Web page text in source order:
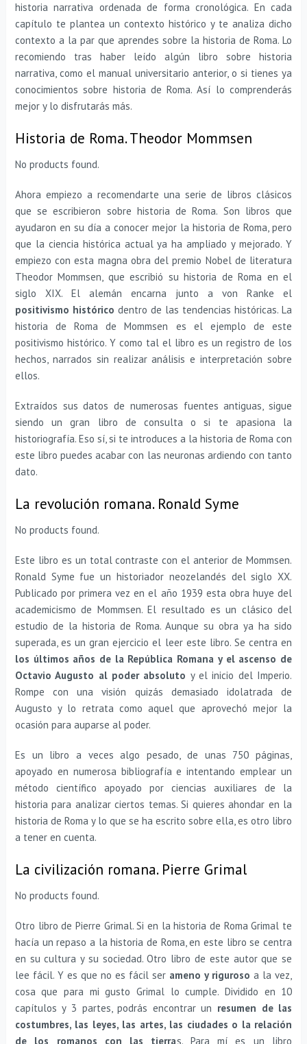
historia narrativa ordenada de forma cronológica. En cada
capítulo te plantea un contexto histórico y te analiza dicho
contexto a la par que aprendes sobre la historia de Roma. Lo
recomiendo tras haber leído algún libro sobre historia
narrativa, como el manual universitario anterior, o si tienes ya
conocimientos sobre historia de Roma. Así lo comprenderás
mejor y lo disfrutarás más.
Historia de Roma. Theodor Mommsen
No products found.
Ahora empiezo a recomendarte una serie de libros clásicos
que se escribieron sobre historia de Roma. Son libros que
ayudaron en su día a conocer mejor la historia de Roma, pero
que la ciencia histórica actual ya ha ampliado y mejorado. Y
empiezo con esta magna obra del premio Nobel de literatura
Theodor Mommsen, que escribió su historia de Roma en el
siglo XIX. El alemán encarna junto a von Ranke el
positivismo histórico dentro de las tendencias históricas. La
historia de Roma de Mommsen es el ejemplo de este
positivismo histórico. Y como tal el libro es un registro de los
hechos, narrados sin realizar análisis e interpretación sobre
ellos.
Extraídos sus datos de numerosas fuentes antiguas, sigue
siendo un gran libro de consulta o si te apasiona la
historiografía. Eso sí, si te introduces a la historia de Roma con
este libro puedes acabar con las neuronas ardiendo con tanto
dato.
La revolución romana. Ronald Syme
No products found.
Este libro es un total contraste con el anterior de Mommsen.
Ronald Syme fue un historiador neozelandés del siglo XX.
Publicado por primera vez en el año 1939 esta obra huye del
academicismo de Mommsen. El resultado es un clásico del
estudio de la historia de Roma. Aunque su obra ya ha sido
superada, es un gran ejercicio el leer este libro. Se centra en
los últimos años de la República Romana y el ascenso de
Octavio Augusto al poder absoluto y el inicio del Imperio.
Rompe con una visión quizás demasiado idolatrada de
Augusto y lo retrata como aquel que aprovechó mejor la
ocasión para auparse al poder.
Es un libro a veces algo pesado, de unas 750 páginas,
apoyado en numerosa bibliografía e intentando emplear un
método científico apoyado por ciencias auxiliares de la
historia para analizar ciertos temas. Si quieres ahondar en la
historia de Roma y lo que se ha escrito sobre ella, es otro libro
a tener en cuenta.
La civilización romana. Pierre Grimal
No products found.
Otro libro de Pierre Grimal. Si en la historia de Roma Grimal te
hacía un repaso a la historia de Roma, en este libro se centra
en su cultura y su sociedad. Otro libro de este autor que se
lee fácil. Y es que no es fácil ser ameno y riguroso a la vez,
cosa que para mi gusto Grimal lo cumple. Dividido en 10
capítulos y 3 partes, podrás encontrar un resumen de las
costumbres, las leyes, las artes, las ciudades o la relación
de los romanos con las tierras. Para mí es un libro